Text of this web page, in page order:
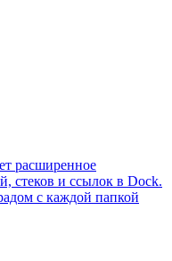
расширенное
стеков и ссылок в Dock.
с каждой папкой